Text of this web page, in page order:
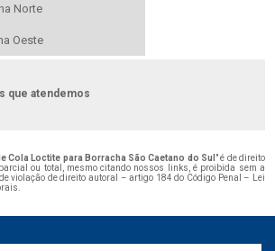
Norte
Oeste
que atendemos
Cola Loctite para Borracha São Caetano do Sul " é de direito
ou total, mesmo citando nossos links, é proibida sem a
violação de direito autoral – artigo 184 do Código Penal – Lei
.